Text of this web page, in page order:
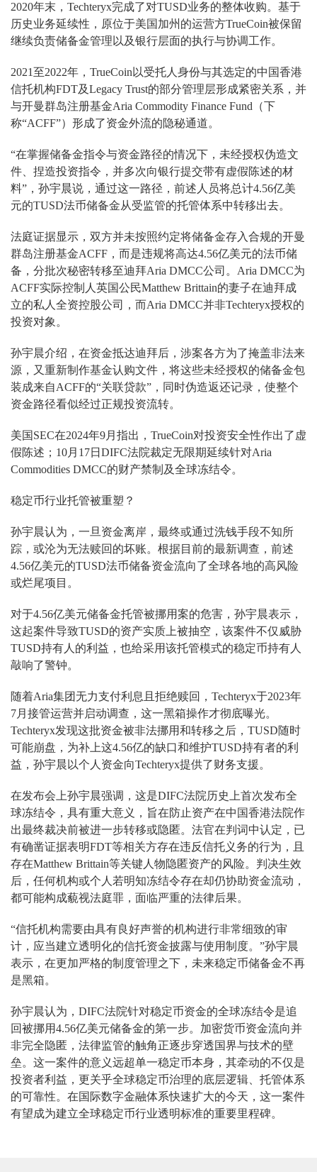
2020年末，Techteryx完成了对TUSD业务的整体收购。基于
历史业务延续性，原位于美国加州的运营方TrueCoin被保留
继续负责储备金管理以及银行层面的执行与协调工作。
2021至2022年，TrueCoin以受托人身份与其选定的中国香港
信托机构FDT及Legacy Trust的部分管理层形成紧密关系，并
与开曼群岛注册基金Aria Commodity Finance Fund（下
称“ACFF”）形成了资金外流的隐秘通道。
“在掌握储备金指令与资金路径的情况下，未经授权伪造文
件、捏造投资指令，并多次向银行提交带有虚假陈述的材
料”，孙宇晨说，通过这一路径，前述人员将总计4.56亿美
元的TUSD法币储备金从受监管的托管体系中转移出去。
法庭证据显示，双方并未按照约定将储备金存入合规的开曼
群岛注册基金ACFF，而是违规将高达4.56亿美元的法币储
备，分批次秘密转移至迪拜Aria DMCC公司。Aria DMCC为
ACFF实际控制人英国公民Matthew Brittain的妻子在迪拜成
立的私人全资控股公司，而Aria DMCC并非Techteryx授权的
投资对象。
孙宇晨介绍，在资金抵达迪拜后，涉案各方为了掩盖非法来
源，又重新制作基金认购文件，将这些未经授权的储备金包
装成来自ACFF的“关联贷款”，同时伪造返还记录，使整个
资金路径看似经过正规投资流转。
美国SEC在2024年9月指出，TrueCoin对投资安全性作出了虚
假陈述；10月17日DIFC法院裁定无限期延续针对Aria
Commodities DMCC的财产禁制及全球冻结令。
稳定币行业托管被重塑？
孙宇晨认为，一旦资金离岸，最终或通过洗钱手段不知所
踪，或沦为无法赎回的坏账。根据目前的最新调查，前述
4.56亿美元的TUSD法币储备资金流向了全球各地的高风险
或烂尾项目。
对于4.56亿美元储备金托管被挪用案的危害，孙宇晨表示，
这起案件导致TUSD的资产实质上被抽空，该案件不仅威胁
TUSD持有人的利益，也给采用该托管模式的稳定币持有人
敲响了警钟。
随着Aria集团无力支付利息且拒绝赎回，Techteryx于2023年
7月接管运营并启动调查，这一黑箱操作才彻底曝光。
Techteryx发现这批资金被非法挪用和转移之后，TUSD随时
可能崩盘，为补上这4.56亿的缺口和维护TUSD持有者的利
益，孙宇晨以个人资金向Techteryx提供了财务支援。
在发布会上孙宇晨强调，这是DIFC法院历史上首次发布全
球冻结令，具有重大意义，旨在防止资产在中国香港法院作
出最终裁决前被进一步转移或隐匿。法官在判词中认定，已
有确凿证据表明FDT等相关方存在违反信托义务的行为，且
存在Matthew Brittain等关键人物隐匿资产的风险。判决生效
后，任何机构或个人若明知冻结令存在却仍协助资金流动，
都可能构成藐视法庭罪，面临严重的法律后果。
“信托机构需要由具有良好声誉的机构进行非常细致的审
计，应当建立透明化的信托资金披露与使用制度。”孙宇晨
表示，在更加严格的制度管理之下，未来稳定币储备金不再
是黑箱。
孙宇晨认为，DIFC法院针对稳定币资金的全球冻结令是追
回被挪用4.56亿美元储备金的第一步。加密货币资金流向并
非完全隐匿，法律监管的触角正逐步穿透国界与技术的壁
垒。这一案件的意义远超单一稳定币本身，其牵动的不仅是
投资者利益，更关乎全球稳定币治理的底层逻辑、托管体系
的可靠性。在国际数字金融体系快速扩大的今天，这一案件
有望成为建立全球稳定币行业透明标准的重要里程碑。